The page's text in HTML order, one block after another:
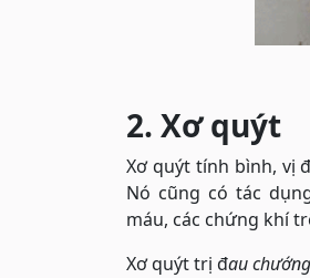
2. Xơ quýt
Xơ quýt tính bình, vị
Nó cũng có tác
máu, các chứng khí
Xơ quýt trị đau